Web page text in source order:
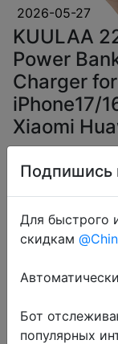
2026-05-27
KUULAA
Power
Charger for
iPhone17/
Xiaomi
Подпишись
Для быстрого
скидкам
Бот
популярных